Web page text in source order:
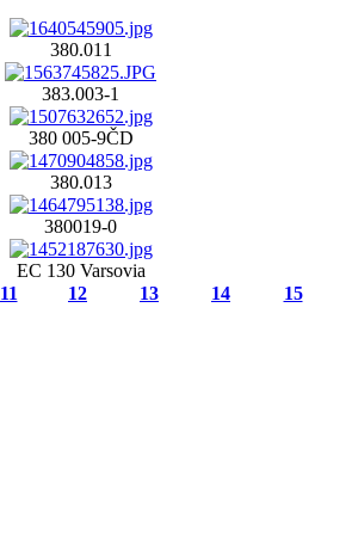
380.011
383.003-1
380 005-9ČD
380.013
380019-0
EC 130 Varsovia
11 12 13 14 15